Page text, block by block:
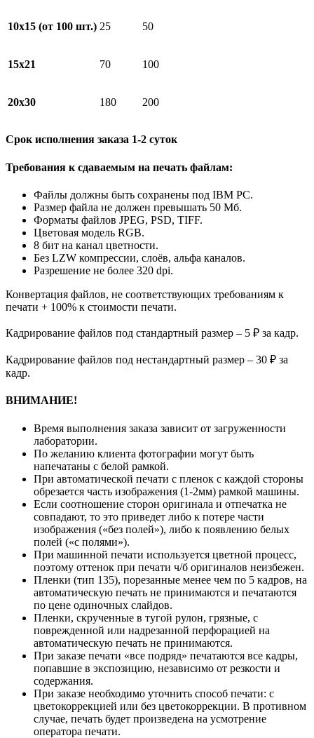
10x15 (от 100 шт.) 25 50
15x21 70 100
20x30 180 200
Срок исполнения заказа 1-2 суток
Требования к сдаваемым на печать файлам:
Файлы должны быть сохранены под IBM PC.
Размер файла не должен превышать 50 Мб.
Форматы файлов JPEG, PSD, TIFF.
Цветовая модель RGB.
8 бит на канал цветности.
Без LZW компрессии, слоёв, альфа каналов.
Разрешение не более 320 dpi.
Конвертация файлов, не соответствующих требованиям к
печати + 100% к стоимости печати.
Кадрирование файлов под стандартный размер – 5 ₽ за кадр.
Кадрирование файлов под нестандартный размер – 30 ₽ за
кадр.
ВНИМАНИЕ!
Время выполнения заказа зависит от загруженности
лаборатории.
По желанию клиента фотографии могут быть
напечатаны с белой рамкой.
При автоматической печати с пленок с каждой стороны
обрезается часть изображения (1-2мм) рамкой машины.
Если соотношение сторон оригинала и отпечатка не
совпадают, то это приведет либо к потере части
изображения («без полей»), либо к появлению белых
полей («с полями»).
При машинной печати используется цветной процесс,
поэтому оттенок при печати ч/б оригиналов неизбежен.
Пленки (тип 135), порезанные менее чем по 5 кадров, на
автоматическую печать не принимаются и печатаются
по цене одиночных слайдов.
Пленки, скрученные в тугой рулон, грязные, с
поврежденной или надрезанной перфорацией на
автоматическую печать не принимаются.
При заказе печати «все подряд» печатаются все кадры,
попавшие в экспозицию, независимо от резкости и
содержания.
При заказе необходимо уточнить способ печати: с
цветокоррекцией или без цветокоррекции. В противном
случае, печать будет произведена на усмотрение
оператора печати.